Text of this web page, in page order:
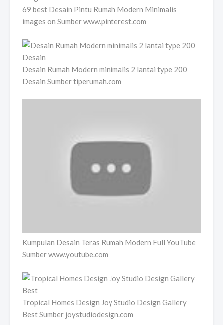
69 best Desain Pintu Rumah Modern Minimalis
images on Sumber www.pinterest.com
Desain Rumah Modern minimalis 2 lantai type 200
Desain Sumber tiperumah.com
Kumpulan Desain Teras Rumah Modern Full YouTube
Sumber www.youtube.com
Tropical Homes Design Joy Studio Design Gallery
Best Sumber joystudiodesign.com